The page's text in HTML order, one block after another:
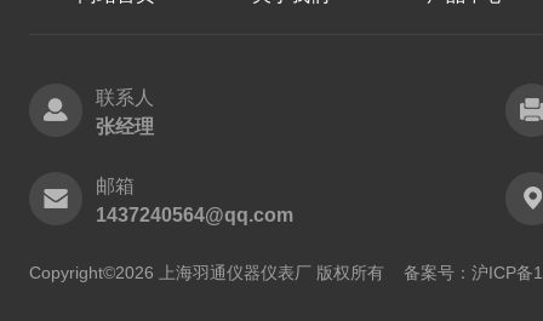
联系人
张经理
邮箱
1437240564@qq.com
Copyright©2026 上海羽通仪器仪表厂 版权所有 备案号：沪ICP备